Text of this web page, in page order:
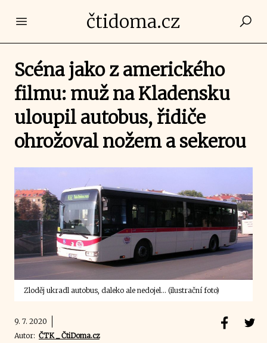
Open main menučtidoma.cz
Scéna jako z amerického
filmu: muž na Kladensku
uloupil autobus, řidiče
ohrožoval nožem a sekerou
Zloděj ukradl autobus, daleko ale nedojel... (ilustrační foto)
9. 7. 2020
Autor: ČTK _ ČtiDoma.cz